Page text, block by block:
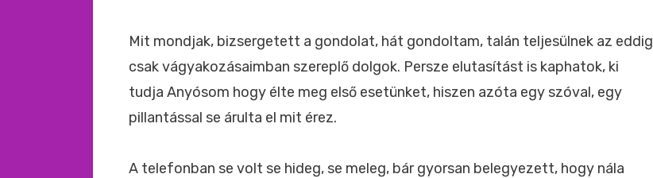
Mit mondjak, bizsergetett a gondolat, hát gondoltam, talán teljesülnek az eddig
csak vágyakozásaimban szereplő dolgok. Persze elutasítást is kaphatok, ki
tudja Anyósom hogy élte meg első esetünket, hiszen azóta egy szóval, egy
pillantással se árulta el mit érez.
A telefonban se volt se hideg, se meleg, bár gyorsan belegyezett, hogy nála